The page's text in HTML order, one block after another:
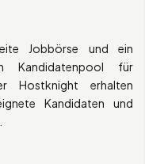
Jobbörse und ein
Kandidatenpool für
Hostknight erhalten
Kandidaten und